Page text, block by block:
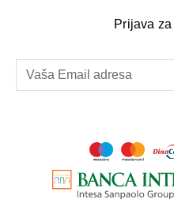
Prijava